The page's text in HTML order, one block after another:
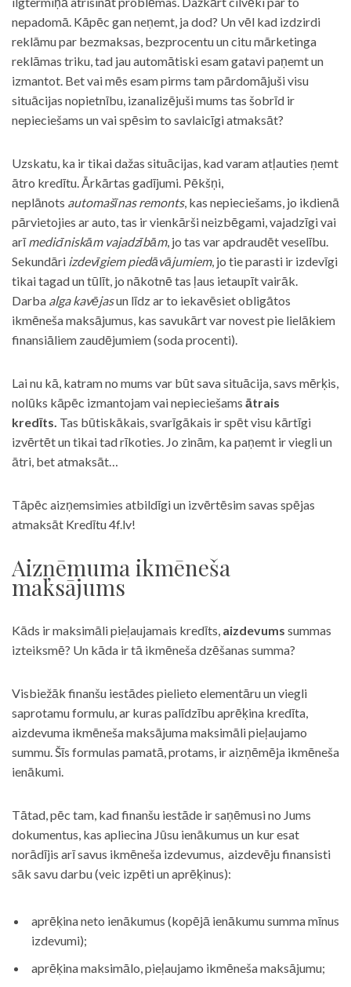
nepadomā. Kāpēc gan neņemt, ja dod? Un vēl kad izdzirdi
reklāmu par bezmaksas, bezprocentu un citu mārketinga
reklāmas triku, tad jau automātiski esam gatavi paņemt un
izmantot. Bet vai mēs esam pirms tam pārdomājuši visu
situācijas nopietnību, izanalizējuši mums tas šobrīd ir
nepieciešams un vai spēsim to savlaicīgi atmaksāt?
Uzskatu, ka ir tikai dažas situācijas, kad varam atļauties ņemt
ātro kredītu. Ārkārtas gadījumi. Pēkšņi,
neplānots automašīnas remonts, kas nepieciešams, jo ikdienā
pārvietojies ar auto, tas ir vienkārši neizbēgami, vajadzīgi vai
arīmedicīniskām vajadzībām, jo tas var apdraudēt veselību.
Sekundāri izdevīgiem piedāvājumiem, jo tie parasti ir izdevīgi
tikai tagad un tūlīt, jo nākotnē tas ļaus ietaupīt vairāk.
Darba alga kavējasun līdz ar to iekavēsiet obligātos
ikmēneša maksājumus, kas savukārt var novest pie lielākiem
finansiāliem zaudējumiem (soda procenti).
Lai nu kā, katram no mums var būt sava situācija, savs mērķis,
nolūks kāpēc izmantojam vai nepieciešams ātrais
kredīts. Tas būtiskākais, svarīgākais ir spēt visu kārtīgi
izvērtēt un tikai tad rīkoties. Jo zinām, ka paņemt ir viegli un
ātri, bet atmaksāt…
Tāpēc aizņemsimies atbildīgi un izvērtēsim savas spējas
atmaksāt Kredītu 4f.lv!
Aizņēmuma ikmēneša
maksājums
Kāds ir maksimāli pieļaujamais kredīts, aizdevums summas
izteiksmē? Un kāda ir tā ikmēneša dzēšanas summa?
Visbiežāk finanšu iestādes pielieto elementāru un viegli
saprotamu formulu, ar kuras palīdzību aprēķina kredīta,
aizdevuma ikmēneša maksājuma maksimāli pieļaujamo
summu. Šīs formulas pamatā, protams, ir aizņēmēja ikmēneša
ienākumi.
Tātad, pēc tam, kad finanšu iestāde ir saņēmusi no Jums
dokumentus, kas apliecina Jūsu ienākumus un kur esat
norādījis arī savus ikmēneša izdevumus, aizdevēju finansisti
sāk savu darbu (veic izpēti un aprēķinus):
aprēķina neto ienākumus (kopējā ienākumu summa mīnus
izdevumi);
aprēķina maksimālo, pieļaujamo ikmēneša maksājumu;